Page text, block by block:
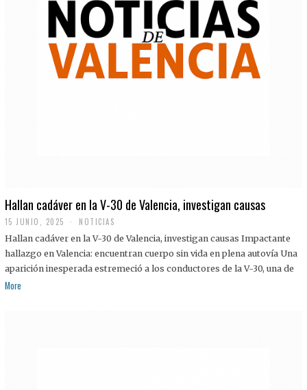
Hallan cadáver en la V-30 de Valencia, investigan causas
15 JUNIO, 2025 NOTICIAS
Hallan cadáver en la V-30 de Valencia, investigan causas Impactante
hallazgo en Valencia: encuentran cuerpo sin vida en plena autovía Una
aparición inesperada estremeció a los conductores de la V-30, una de
More